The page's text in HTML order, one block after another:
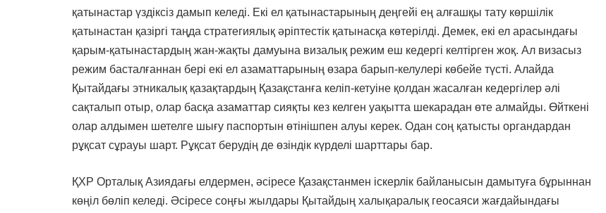
қатынастар үздіксіз дамып келеді. Екі ел қатынастарының деңгейі ең алғашқы тату көршілік
қатынастан қазіргі таңда стратегиялық әріптестік қатынасқа көтерілді. Демек, екі ел арасындағы
қарым-қатынастардың жан-жақты дамуына визалық режим еш кедергі келтірген жоқ. Ал визасыз
режим басталғаннан бері екі ел азаматтарының өзара барып-келулері көбейе түсті. Алайда
Қытайдағы этникалық қазақтардың Қазақстанға келіп-кетуіне қолдан жасалған кедергілер әлі
сақталып отыр, олар басқа азаматтар сияқты кез келген уақытта шекарадан өте алмайды. Өйткені
олар алдымен шетелге шығу паспортын өтінішпен алуы керек. Одан соң қатысты органдардан
рұқсат сұрауы шарт. Рұқсат берудің де өзіндік күрделі шарттары бар.
ҚХР Орталық Азиядағы елдермен, әсіресе Қазақстанмен іскерлік байланысын дамытуға бұрыннан
көңіл бөліп келеді. Әсіресе соңғы жылдары Қытайдың халықаралық геосаяси жағдайындағы